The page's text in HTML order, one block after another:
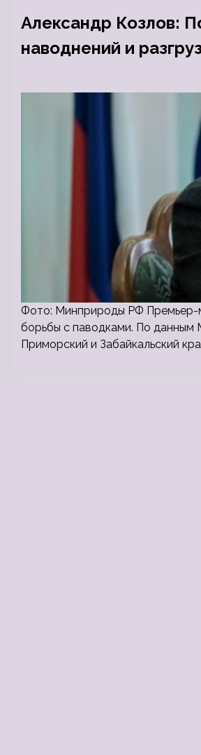
Александр Козлов:
наводнений и
Фото: Минприроды РФ Премьер-
борьбы с паводками. По данным
Приморский и Забайкальский